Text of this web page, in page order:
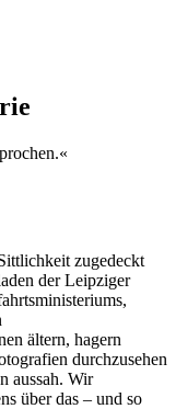
zugedeckt
der Leipziger
ältern, hagern
durchzusehen
aussah. Wir
über das – und so